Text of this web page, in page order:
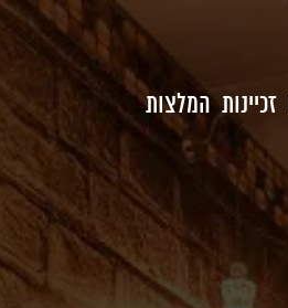
זכיינות המלצות